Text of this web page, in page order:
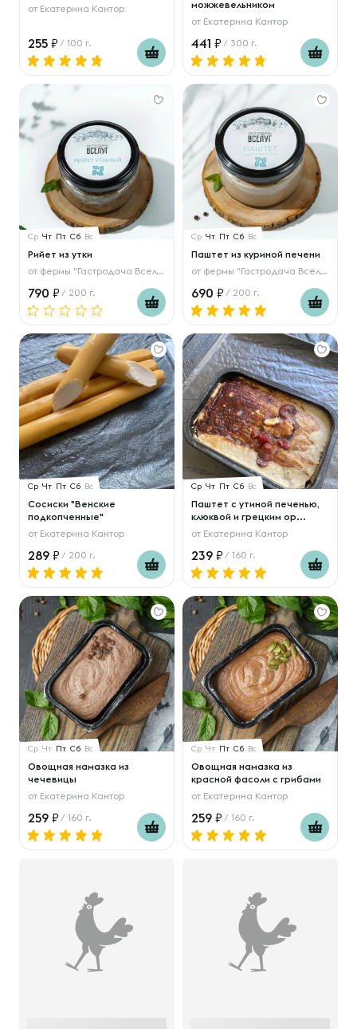
от Екатерина Кантор
255 / 100 г.
можжевельником
от Екатерина Кантор
441 / 300 г.
Ср Чт Пт Сб Вс
Рийет из утки
от фермы "Гастродача Вселуг"
790 / 200 г.
Ср Чт Пт Сб Вс
Паштет из куриной печени
от фермы "Гастродача Вселуг"
690 / 200 г.
Ср Чт Пт Сб Вс
Сосиски "Венские
подкопченные"
от Екатерина Кантор
289 / 200 г.
Ср Чт Пт Сб Вс
Паштет с утиной печенью,
клюквой и грецким ор...
от Екатерина Кантор
239 / 160 г.
Ср Чт Пт Сб Вс
Овощная намазка из
чечевицы
от Екатерина Кантор
259 / 160 г.
Ср Чт Пт Сб Вс
Овощная намазка из
красной фасоли с грибами
от Екатерина Кантор
259 / 160 г.